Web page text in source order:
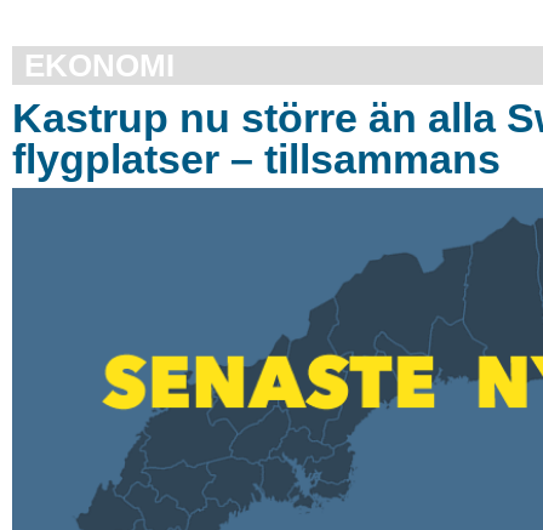
EKONOMI
Kastrup nu större än alla
flygplatser – tillsammans